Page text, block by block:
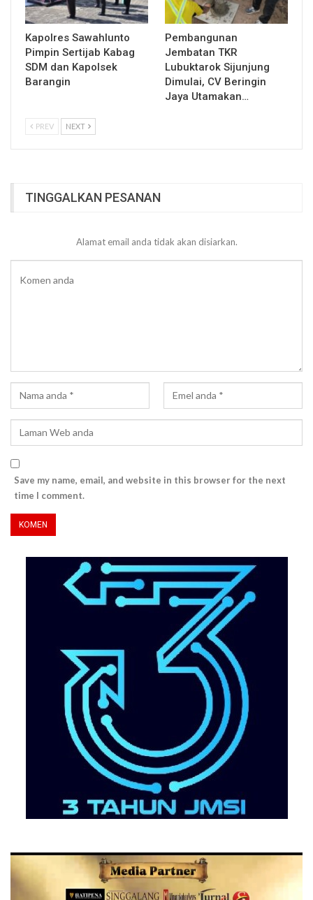
Kapolres Sawahlunto
Pimpin Sertijab Kabag
SDM dan Kapolsek
Barangin
Pembangunan
Jembatan TKR
Lubuktarok Sijunjung
Dimulai, CV Beringin
Jaya Utamakan…
PREV NEXT
TINGGALKAN PESANAN
Alamat email anda tidak akan disiarkan.
Save my name, email, and website in this browser for the next
time I comment.